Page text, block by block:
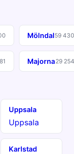
Mölndal59 430
Majorna29 254
Uppsala
Uppsala
Karlstad